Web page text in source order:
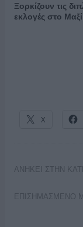
Ξορκίζουν τις
εκλογές στο
X
ΑΝΗΚΕΙ ΣΤΗΝ
ΕΠΙΣΗΜΑΣΜΕΝΟ